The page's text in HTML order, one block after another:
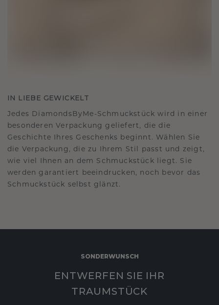
IN LIEBE GEWICKELT
Jedes DiamondsByMe-Schmuckstück wird in einer
besonderen Verpackung geliefert, die die
Geschichte Ihres Geschenks beginnt. Wählen Sie
die Verpackung, die zu Ihrem Stil passt und zeigt,
wie viel Ihnen an dem Schmuckstück liegt. Sie
werden garantiert beeindrucken, noch bevor das
Schmuckstück selbst glänzt.
SONDERWUNSCH
ENTWERFEN SIE IHR
TRAUMSTÜCK